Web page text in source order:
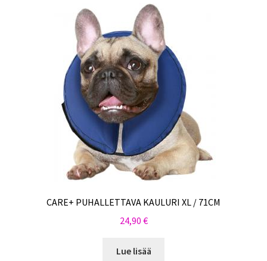
CARE+ PUHALLETTAVA KAULURI XL / 71CM
24,90 €
Lue lisää